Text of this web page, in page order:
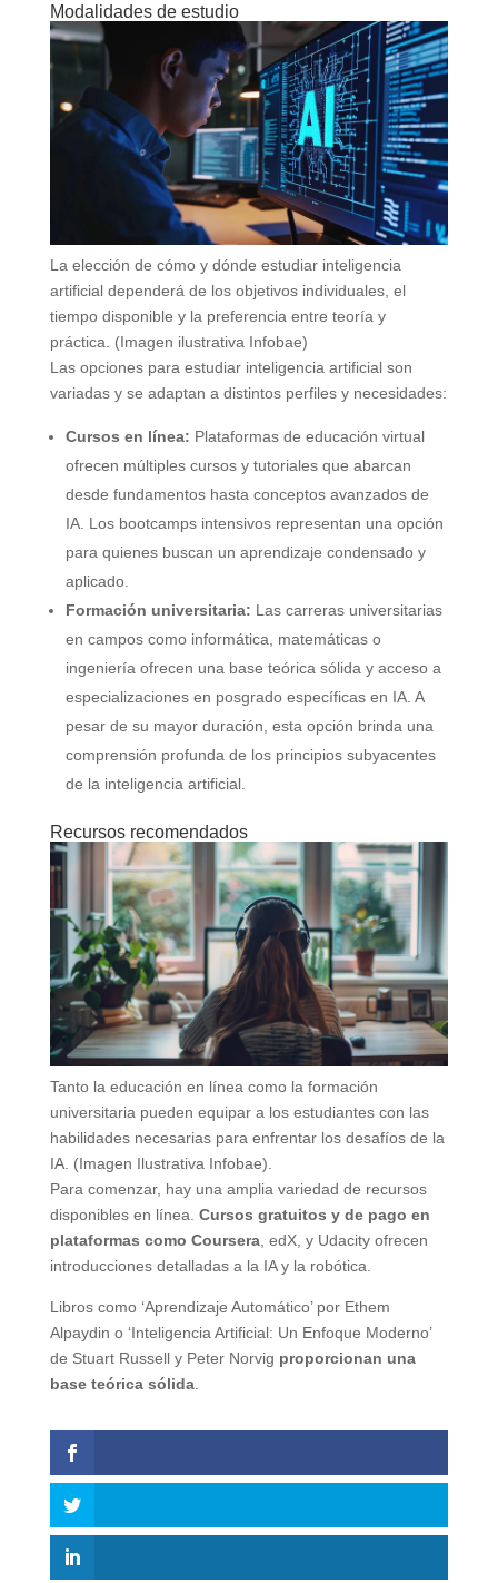
Modalidades de estudio
La elección de cómo y dónde estudiar inteligencia
artificial dependerá de los objetivos individuales, el
tiempo disponible y la preferencia entre teoría y
práctica. (Imagen ilustrativa Infobae)
Las opciones para estudiar inteligencia artificial son
variadas y se adaptan a distintos perfiles y necesidades:
Cursos en línea: Plataformas de educación virtual
ofrecen múltiples cursos y tutoriales que abarcan
desde fundamentos hasta conceptos avanzados de
IA. Los bootcamps intensivos representan una opción
para quienes buscan un aprendizaje condensado y
aplicado.
Formación universitaria: Las carreras universitarias
en campos como informática, matemáticas o
ingeniería ofrecen una base teórica sólida y acceso a
especializaciones en posgrado específicas en IA. A
pesar de su mayor duración, esta opción brinda una
comprensión profunda de los principios subyacentes
de la inteligencia artificial.
Recursos recomendados
Tanto la educación en línea como la formación
universitaria pueden equipar a los estudiantes con las
habilidades necesarias para enfrentar los desafíos de la
IA. (Imagen Ilustrativa Infobae).
Para comenzar, hay una amplia variedad de recursos
disponibles en línea. Cursos gratuitos y de pago en
plataformas como Coursera, edX, y Udacity ofrecen
introducciones detalladas a la IA y la robótica.
Libros como ‘Aprendizaje Automático’ por Ethem
Alpaydin o ‘Inteligencia Artificial: Un Enfoque Moderno’
de Stuart Russell y Peter Norvig proporcionan una
base teórica sólida.